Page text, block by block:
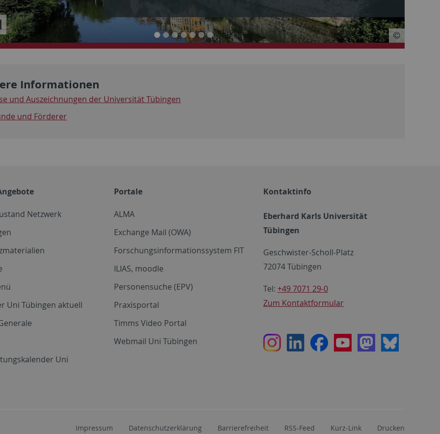
starten
Informationen
und Auszeichnungen der Universität Tübingen
und Förderer
Netzwerk
Uni Tübingen aktuell
Uni
Portale
ALMA
Exchange Mail (OWA)
Forschungsinformationssystem FIT
ILIAS, moodle
Personensuche (EPV)
Praxisportal
Timms Video Portal
Webmail Uni Tübingen
Kontaktinfo
Eberhard Karls Universität
Tübingen
Geschwister-Scholl-Platz
72074 Tübingen
Tel: +49 7071 29-0
Zum Kontaktformular
InstagramLinkedInFacebookYoutubeMastodon
Bluesky
Impressum Datenschutzerklärung Barrierefreiheit RSS-Feed Kurz-Link Drucken